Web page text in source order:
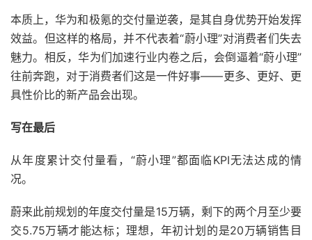
本质上，华为和极氪的交付量逆袭，是其自身优势开始发挥
效益。但这样的格局，并不代表着“蔚小理”对消费者们失去
魅力。相反，华为们加速行业内卷之后，会倒逼着“蔚小理”
往前奔跑，对于消费者们这是一件好事——更多、更好、更
具性价比的新产品会出现。
写在最后
从年度累计交付量看，“蔚小理”都面临KPI无法达成的情
况。
蔚来此前规划的年度交付量是15万辆，剩下的两个月至少要
交5.75万辆才能达标；理想，年初计划的是20万辆销售目